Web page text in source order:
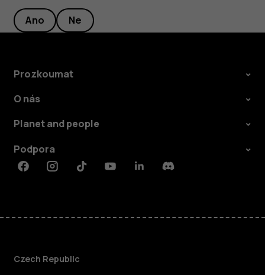
Ano Ne
Prozkoumat
O nás
Planet and people
Podpora
FacebookInstagramTiktokYoutubeLinkedinDiscord
Czech Republic